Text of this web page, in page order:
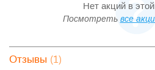
Лазерная коагуляция шейки
10017 Осмотр шейки матки и
Нет акций в
Посмотреть все
Отзывы (1)